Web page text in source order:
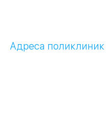
Адреса поликлиник